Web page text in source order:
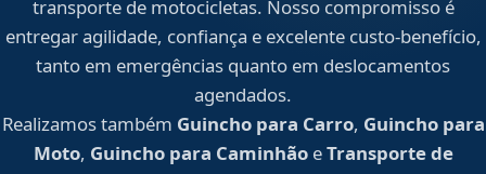
transporte de motocicletas. Nosso compromisso é
entregar agilidade, confiança e excelente custo-benefício,
tanto em emergências quanto em deslocamentos
agendados.
Realizamos também Guincho para Carro, Guincho para
Moto, Guincho para CaminhãoeTransporte de